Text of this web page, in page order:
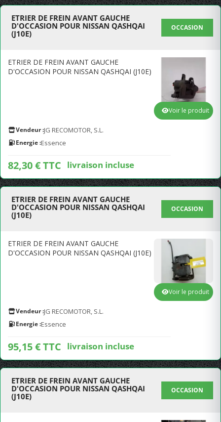
ETRIER DE FREIN AVANT GAUCHE
D'OCCASION POUR NISSAN QASHQAI
(J10E)
OCCASION
ETRIER DE FREIN AVANT GAUCHE
D'OCCASION POUR NISSAN QASHQAI (J10E)
Vendeur :JG RECOMOTOR, S.L.
Energie :Essence
82,30 € TTC livraison incluse
Voir le produit
ETRIER DE FREIN AVANT GAUCHE
D'OCCASION POUR NISSAN QASHQAI
(J10E)
OCCASION
ETRIER DE FREIN AVANT GAUCHE
D'OCCASION POUR NISSAN QASHQAI (J10E)
Vendeur :JG RECOMOTOR, S.L.
Energie :Essence
95,15 € TTC livraison incluse
Voir le produit
ETRIER DE FREIN AVANT GAUCHE
D'OCCASION POUR NISSAN QASHQAI
(J10E)
OCCASION